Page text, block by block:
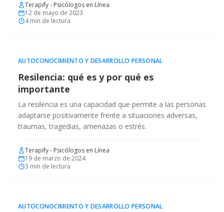
Terapify - Psicólogos en Línea
12 de mayo de 2023
4min de lectura
AUTOCONOCIMIENTO Y DESARROLLO PERSONAL
Resilencia: qué es y por qué es
importante
La resilencia es una capacidad que permite a las personas
adaptarse positivamente frente a situaciones adversas,
traumas, tragedias, amenazas o estrés.
Terapify - Psicólogos en Línea
19 de marzo de 2024
3 min de lectura
AUTOCONOCIMIENTO Y DESARROLLO PERSONAL